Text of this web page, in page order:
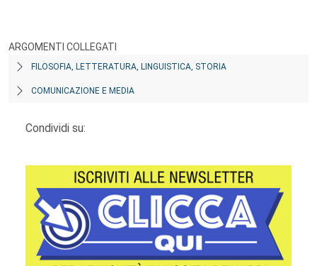
ARGOMENTI COLLEGATI
FILOSOFIA, LETTERATURA, LINGUISTICA, STORIA
COMUNICAZIONE E MEDIA
Condividi su: